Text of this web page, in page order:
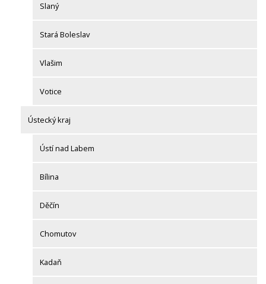
Slaný
Stará Boleslav
Vlašim
Votice
Ústecký kraj
Ústí nad Labem
Bílina
Děčín
Chomutov
Kadaň